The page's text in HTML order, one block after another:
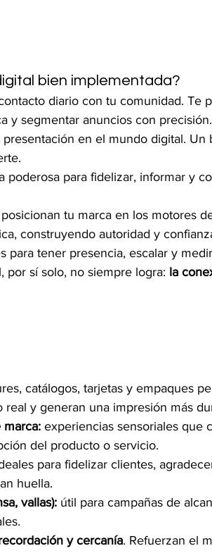
bien implementada?
diario con tu comunidad. Te
y segmentar anuncios con precisión.
presentación en el mundo digital. Un
poderosa para fidelizar, informar y
posicionan tu marca en los motores
construyendo autoridad y
para tener presencia, escalar y
por sí solo, no siempre logra: la
catálogos, tarjetas y empaques
y generan una impresión más
marca: experiencias sensoriales que
del producto o servicio.
para fidelizar clientes,
huella.
vallas): útil para campañas de
y cercanía. Refuerzan el